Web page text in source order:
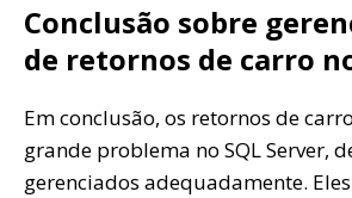
Conclusão sobre
de retornos de carro
Em conclusão, os retornos de
grande problema no SQL Server,
gerenciados adequadamente.